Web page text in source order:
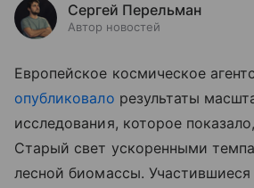
Сергей Перельман
Автор новостей
Европейское космическое
опубликовало результаты
исследования, которое
Старый свет ускоренными
лесной биомассы. Участившиеся